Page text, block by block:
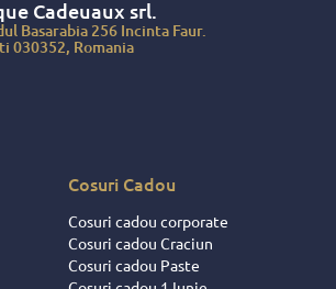
Cadeuaux srl.
Basarabia 256 Incinta Faur.
030352, Romania
Cosuri Cadou
Cosuri cadou corporate
Cosuri cadou Craciun
Cosuri cadou Paste